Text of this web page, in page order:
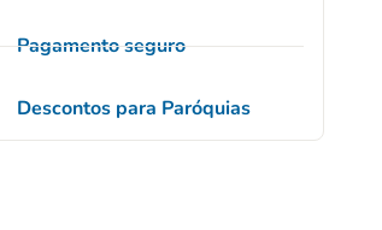
Pagamento seguro
Descontos para Paróquias